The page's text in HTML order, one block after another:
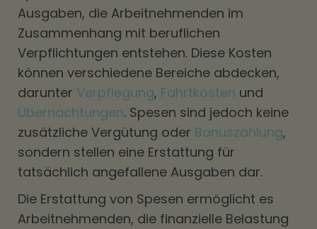
Ausgaben, die Arbeitnehmenden im
Zusammenhang mit beruflichen
Verpflichtungen entstehen. Diese Kosten
können verschiedene Bereiche abdecken,
darunter Verpflegung, Fahrtkosten und
Übernachtungen. Spesen sind jedoch keine
zusätzliche Vergütung oder Bonuszahlung,
sondern stellen eine Erstattung für
tatsächlich angefallene Ausgaben dar.
Die Erstattung von Spesen ermöglicht es
Arbeitnehmenden, die finanzielle Belastung